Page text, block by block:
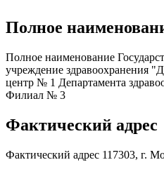
Полное
Полное наименование
учреждение здравоохранения
центр № 1 Департамента
Филиал № 3
Фактический адрес
Фактический адрес 117303, г.